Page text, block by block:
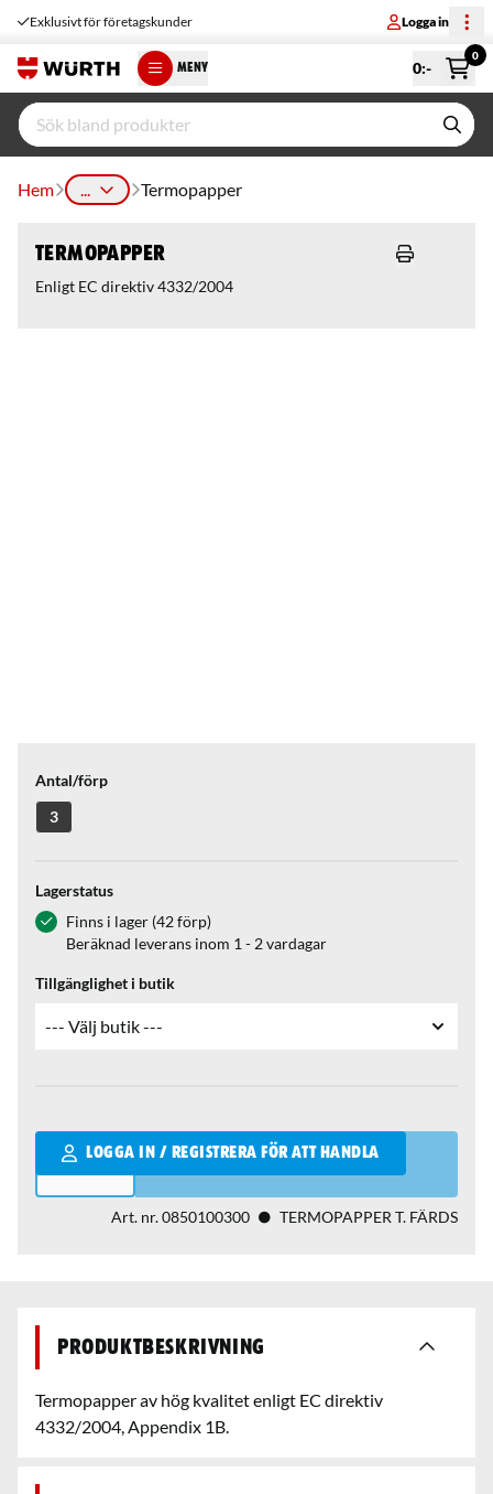
Exklusivt för företagskunder Logga in
MENY 0:-
0
Hem ... Termopapper
Termopapper
Enligt EC direktiv 4332/2004
Antal/förp
3
Lagerstatus
Finns i lager (42 förp)
Beräknad leverans inom 1 - 2 vardagar
Tillgänglighet i butik
LOGGA IN / REGISTRERA FÖR ATT HANDLA
Qantity
Art. nr.0850100300 TERMOPAPPER T. FÄRDS
Produktbeskrivning
Termopapper av hög kvalitet enligt EC direktiv
4332/2004, Appendix 1B.